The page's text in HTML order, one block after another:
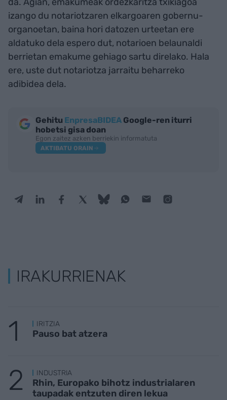
izango du notariotzaren elkargoaren gobernu-
organoetan, baina hori datozen urteetan ere
aldatuko dela espero dut, notarioen belaunaldi
berrietan emakume gehiago sartu direlako. Hala
ere, uste dut notariotza jarraitu beharreko
adibidea dela.
Gehitu EnpresaBIDEA Google-ren iturri
hobetsi gisa doan
Egon zaitez azken berriekin informatuta
AKTIBATU ORAIN
IRAKURRIENAK
IRITZIA
Pauso bat atzera
INDUSTRIA
Rhin, Europako bihotz industrialaren
taupadak entzuten diren lekua